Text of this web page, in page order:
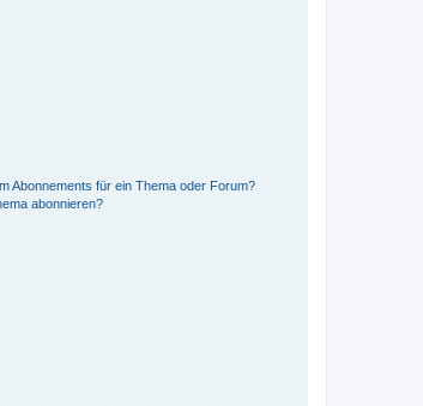
Abonnements für ein Thema oder Forum?
abonnieren?